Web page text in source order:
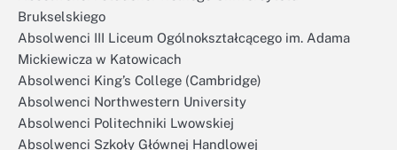
Brukselskiego
Absolwenci III Liceum Ogólnokształcącego im. Adama
Mickiewicza w Katowicach
Absolwenci King’s College (Cambridge)
Absolwenci Northwestern University
Absolwenci Politechniki Lwowskiej
Absolwenci Szkoły Głównej Handlowej